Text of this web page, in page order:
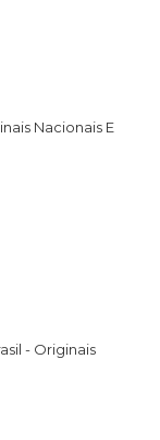
Nacionais E
- Originais